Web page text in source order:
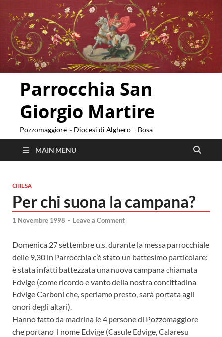
Parrocchia San
Giorgio Martire
Pozzomaggiore ~ Diocesi di Alghero – Bosa
MAIN MENU
CHIESA
Per chi suona la campana?
1 Novembre 1998 - Leave a Comment
Domenica 27 settembre u.s. durante la messa parrocchiale
delle 9,30 in Parrocchia c’è stato un battesimo particolare:
è stata infatti battezzata una nuova campana chiamata
Edvige (come ricordo e vanto della nostra concittadina
Edvige Carboni che, speriamo presto, sarà portata agli
onori degli altari).
Hanno fatto da madrina le 4 persone di Pozzomaggiore
che portano il nome Edvige (Casule Edvige, Calaresu